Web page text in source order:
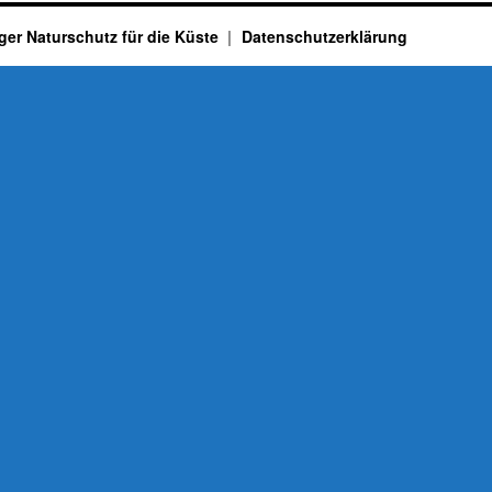
Naturschutz für die Küste Datenschutzerklärung